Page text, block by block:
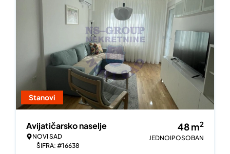
Stanovi
Avijatičarsko naselje
NOVI SAD
ŠIFRA: #16638
48m2
JEDNOIPOSOBAN